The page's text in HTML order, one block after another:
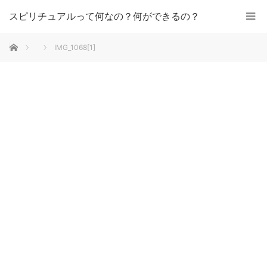
スピリチュアルって何なの？何ができるの？
ホーム IMG_1068[1]